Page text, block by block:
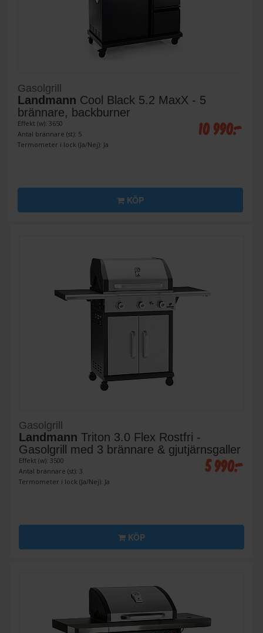
Gasolgrill
Landmann Cool Black 5.2 MaxX - 5
brännare, backburner
Effekt (w): 3650
Antal brännare (st): 5
Termometer i lock (Ja/Nej): Ja
10 990:-
KÖP
Gasolgrill
Landmann Triton 3.0 Flex Rostfri -
Gasolgrill med 3 brännare & gjutjärnsgaller
Effekt (w): 3500
Antal brännare (st): 3
Termometer i lock (Ja/Nej): Ja
5 990:-
KÖP